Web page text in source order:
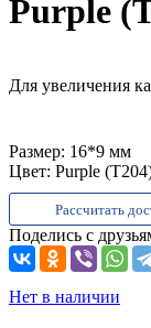
Purple
Для увеличения
Размер: 16*9 мм
Цвет: Purple
Рассчитать
Поделись с
Нет в наличии